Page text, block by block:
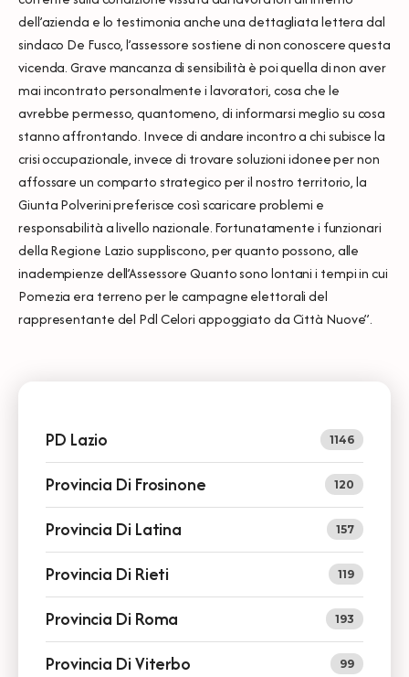
dell’azienda e lo testimonia anche una dettagliata lettera dal
sindaco De Fusco, l’assessore sostiene di non conoscere questa
vicenda. Grave mancanza di sensibilità è poi quella di non aver
mai incontrato personalmente i lavoratori, cosa che le
avrebbe permesso, quantomeno, di informarsi meglio su cosa
stanno affrontando. Invece di andare incontro a chi subisce la
crisi occupazionale, invece di trovare soluzioni idonee per non
affossare un comparto strategico per il nostro territorio, la
Giunta Polverini preferisce così scaricare problemi e
responsabilità a livello nazionale. Fortunatamente i funzionari
della Regione Lazio suppliscono, per quanto possono, alle
inadempienze dell’Assessore Quanto sono lontani i tempi in cui
Pomezia era terreno per le campagne elettorali del
rappresentante del Pdl Celori appoggiato da Città Nuove”.
PD Lazio 1146
Provincia Di Frosinone 120
Provincia Di Latina 157
Provincia Di Rieti 119
Provincia Di Roma 193
Provincia Di Viterbo 99